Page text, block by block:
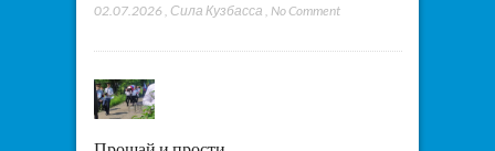
02.07.2026 Сила Кузбасса No Comment